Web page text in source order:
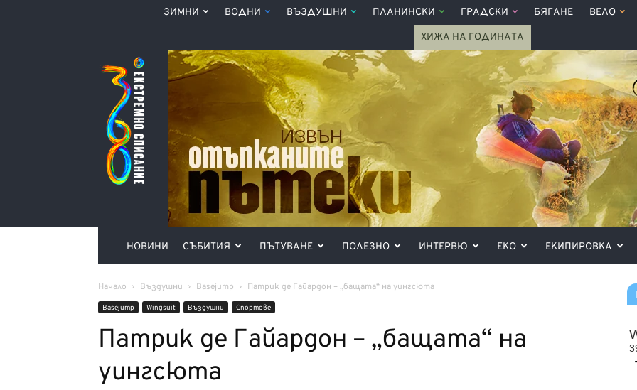
ЗИМНИ ВОДНИ ВЪЗДУШНИ ПЛАНИНСКИ ГРАДСКИ БЯГАНЕ ВЕЛО
ХИЖА НА ГОДИНАТА
Списание
360°
НОВИНИ СЪБИТИЯ ПЪТУВАНЕ ПОЛЕЗНО ИНТЕРВЮ ЕКО ЕКИПИРОВКА
Начало Въздушни Basejump Патрик де Гайардон – „бащата“ на уингсюта
Basejump Wingsuit Въздушни Спортове
Патрик де Гайардон – „бащата“ на
уингсюта